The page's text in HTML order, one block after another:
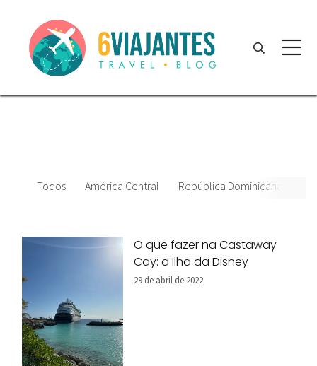
Todos América Central República Dominicana
O que fazer na Castaway
Cay: a Ilha da Disney
29 de abril de 2022